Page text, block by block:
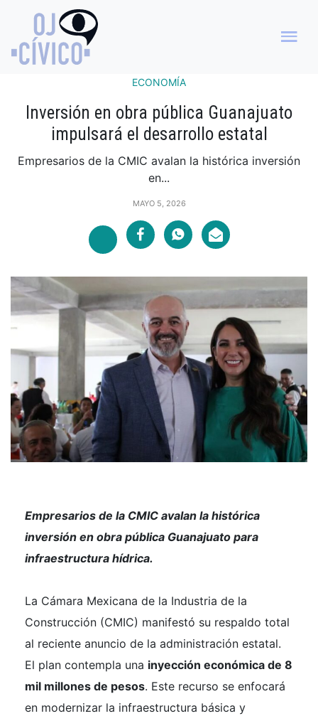
ECONOMÍA
Inversión en obra pública Guanajuato
impulsará el desarrollo estatal
Empresarios de la CMIC avalan la histórica inversión
en...
MAYO 5, 2026
Empresarios de la CMIC avalan la histórica
inversión en obra pública Guanajuato para
infraestructura hídrica.
La Cámara Mexicana de la Industria de la
Construcción (CMIC) manifestó su respaldo total
al reciente anuncio de la administración estatal.
El plan contempla una inyección económica de 8
mil millones de pesos. Este recurso se enfocará
en modernizar la infraestructura básica y